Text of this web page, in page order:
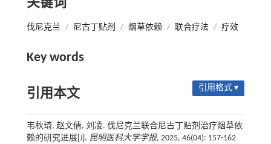
关键词
伐尼克兰 / 尼古丁贴剂 / 烟草依赖 / 联合疗法 / 疗效
Key words
引用本文 引用格式 ▾
韦秋琦, 赵文倩, 刘凌. 伐尼克兰联合尼古丁贴剂治疗烟草依
赖的研究进展[J]. 昆明医科大学学报, 2025, 46(04): 157-162